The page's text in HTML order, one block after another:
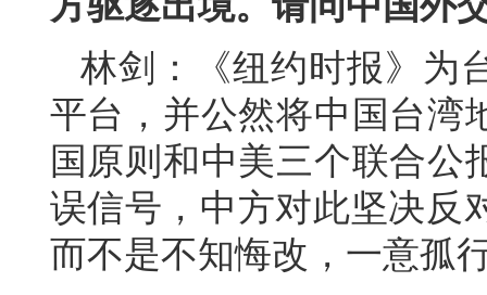
林剑：《纽约时报》为
平台，并公然将中国台湾
国原则和中美三个联合公
误信号，中方对此坚决反
而不是不知悔改，一意孤